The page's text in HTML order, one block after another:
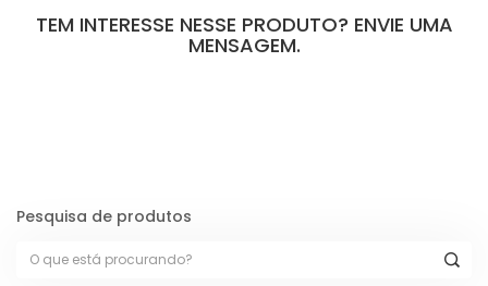
TEM INTERESSE NESSE PRODUTO? ENVIE UMA
MENSAGEM.
Pesquisa de produtos